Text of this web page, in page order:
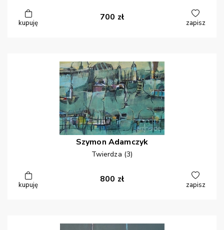
kupuję
700 zł
zapisz
Szymon Adamczyk
Twierdza (3)
kupuję
800 zł
zapisz